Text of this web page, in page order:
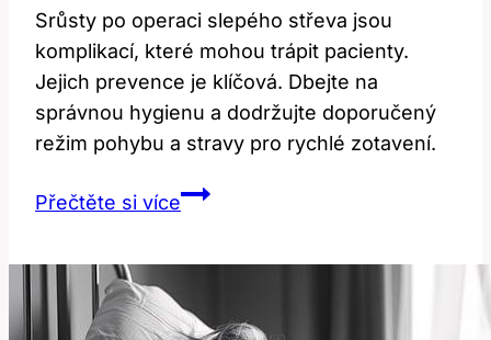
Srůsty po operaci slepého střeva jsou
komplikací, které mohou trápit pacienty.
Jejich prevence je klíčová. Dbejte na
správnou hygienu a dodržujte doporučený
režim pohybu a stravy pro rychlé zotavení.
Přečtěte si víceSrůsty
střeva: